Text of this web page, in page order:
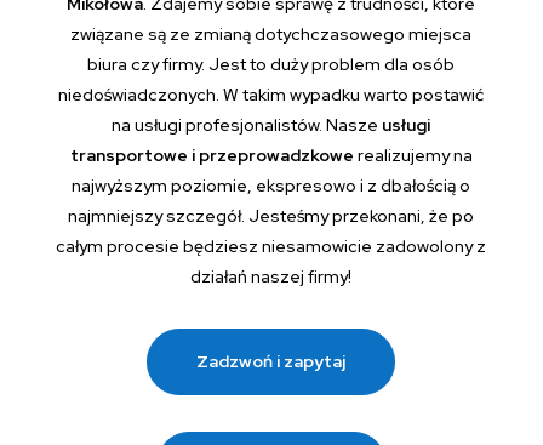
związane są ze zmianą dotychczasowego miejsca
biura czy firmy. Jest to duży problem dla osób
niedoświadczonych. W takim wypadku warto postawić
na usługi profesjonalistów. Nasze usługi
transportowe i przeprowadzkowe realizujemy na
najwyższym poziomie, ekspresowo i z dbałością o
najmniejszy szczegół. Jesteśmy przekonani, że po
całym procesie będziesz niesamowicie zadowolony z
działań naszej firmy!
Zadzwoń i zapytaj